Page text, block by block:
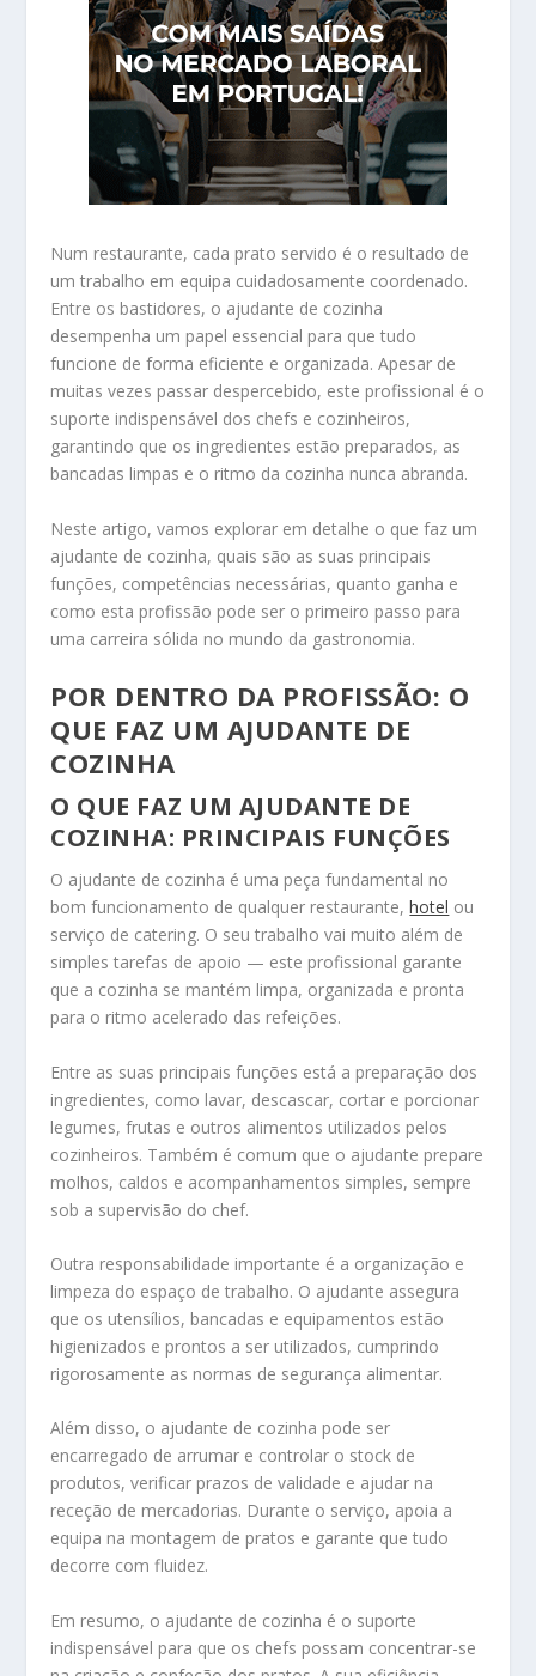
Num restaurante, cada prato servido é o resultado de
um trabalho em equipa cuidadosamente coordenado.
Entre os bastidores, o ajudante de cozinha
desempenha um papel essencial para que tudo
funcione de forma eficiente e organizada. Apesar de
muitas vezes passar despercebido, este profissional é o
suporte indispensável dos chefs e cozinheiros,
garantindo que os ingredientes estão preparados, as
bancadas limpas e o ritmo da cozinha nunca abranda.
Neste artigo, vamos explorar em detalhe o que faz um
ajudante de cozinha, quais são as suas principais
funções, competências necessárias, quanto ganha e
como esta profissão pode ser o primeiro passo para
uma carreira sólida no mundo da gastronomia.
POR DENTRO DA PROFISSÃO: O
QUE FAZ UM AJUDANTE DE
COZINHA
O QUE FAZ UM AJUDANTE DE
COZINHA: PRINCIPAIS FUNÇÕES
O ajudante de cozinha é uma peça fundamental no
bom funcionamento de qualquer restaurante,hotel ou
serviço de catering. O seu trabalho vai muito além de
simples tarefas de apoio — este profissional garante
que a cozinha se mantém limpa, organizada e pronta
para o ritmo acelerado das refeições.
Entre as suas principais funções está a preparação dos
ingredientes, como lavar, descascar, cortar e porcionar
legumes, frutas e outros alimentos utilizados pelos
cozinheiros. Também é comum que o ajudante prepare
molhos, caldos e acompanhamentos simples, sempre
sob a supervisão do chef.
Outra responsabilidade importante é a organização e
limpeza do espaço de trabalho. O ajudante assegura
que os utensílios, bancadas e equipamentos estão
higienizados e prontos a ser utilizados, cumprindo
rigorosamente as normas de segurança alimentar.
Além disso, o ajudante de cozinha pode ser
encarregado de arrumar e controlar o stock de
produtos, verificar prazos de validade e ajudar na
receção de mercadorias. Durante o serviço, apoia a
equipa na montagem de pratos e garante que tudo
decorre com fluidez.
Em resumo, o ajudante de cozinha é o suporte
indispensável para que os chefs possam concentrar-se